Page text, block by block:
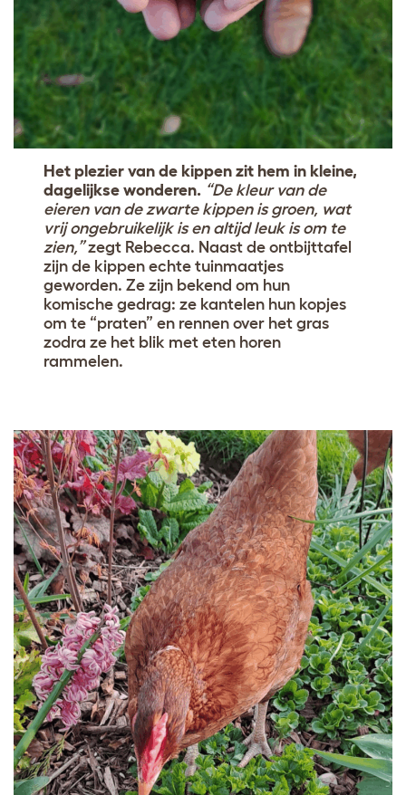
Het plezier van de kippen zit hem in kleine,
dagelijkse wonderen. “De kleur van de
eieren van de zwarte kippen is groen, wat
vrij ongebruikelijk is en altijd leuk is om te
zien,”zegt Rebecca. Naast de ontbijttafel
zijn de kippen echte tuinmaatjes
geworden. Ze zijn bekend om hun
komische gedrag: ze kantelen hun kopjes
om te “praten” en rennen over het gras
zodra ze het blik met eten horen
rammelen.